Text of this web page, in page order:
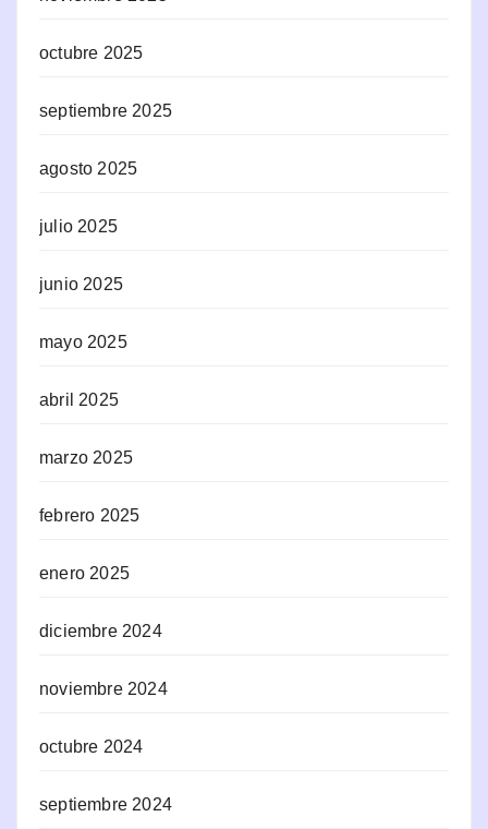
octubre 2025
septiembre 2025
agosto 2025
julio 2025
junio 2025
mayo 2025
abril 2025
marzo 2025
febrero 2025
enero 2025
diciembre 2024
noviembre 2024
octubre 2024
septiembre 2024